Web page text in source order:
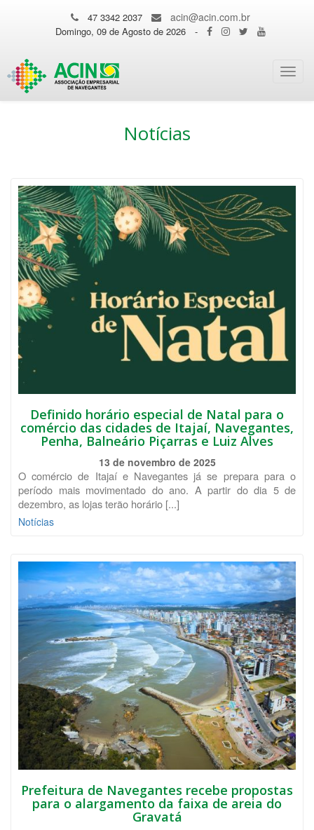
47 3342 2037 acin@acin.com.br
Domingo, 09 de Agosto de 2026 -
Notícias
Definido horário especial de Natal para o
comércio das cidades de Itajaí, Navegantes,
Penha, Balneário Piçarras e Luiz Alves
13 de novembro de 2025
O comércio de Itajaí e Navegantes já se prepara para o
período mais movimentado do ano. A partir do dia 5 de
dezembro, as lojas terão horário [...]
Notícias
Prefeitura de Navegantes recebe propostas
para o alargamento da faixa de areia do
Gravatá